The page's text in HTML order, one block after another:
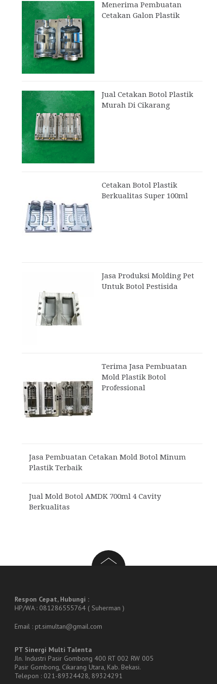
Menerima Pembuatan
Cetakan Galon Plastik
Jual Cetakan Botol Plastik
Murah Di Cikarang
Cetakan Botol Plastik
Berkualitas Super 100ml
Jasa Produksi Molding Pet
Untuk Botol Pestisida
Terima Jasa Pembuatan
Mold Plastik Botol
Professional
Jasa Pembuatan Cetakan Mold Botol Minum
Plastik Terbaik
Jual Mold Botol AMDK 700ml 4 Cavity
Berkualitas
Respon Cepat, Hubungi :
HP/WA : 081286555764 ( Suherman )
Email : pt.simultan@gmail.com
PT Sinergi Multi Talenta
Jln. Industri Pasir Gombong 400 RT 002 RW 005
Pasir Gombong, Cikarang Utara, Kab. Bekasi.
Telepon : 021-89324428, 89324291